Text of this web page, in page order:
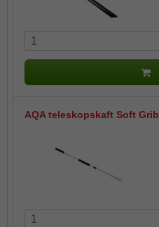
AQA teleskopskaft Soft Grib